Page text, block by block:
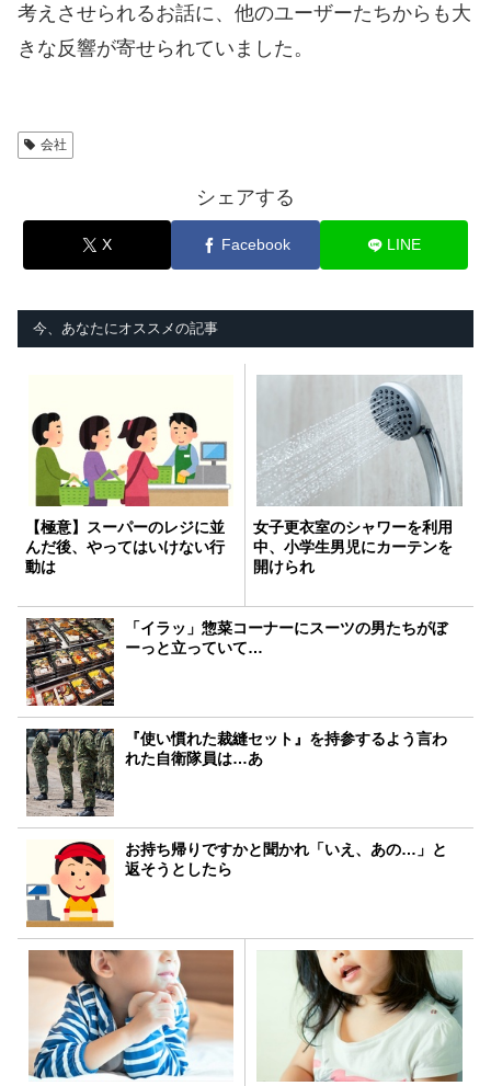
考えさせられるお話に、他のユーザーたちからも大
きな反響が寄せられていました。
会社
シェアする
X Facebook LINE
今、あなたにオススメの記事
【極意】スーパーのレジに並
んだ後、やってはいけない行
動は
女子更衣室のシャワーを利用
中、小学生男児にカーテンを
開けられ
「イラッ」惣菜コーナーにスーツの男たちがぼ
ーっと立っていて…
『使い慣れた裁縫セット』を持参するよう言わ
れた自衛隊員は…あ
お持ち帰りですかと聞かれ「いえ、あの…」と
返そうとしたら